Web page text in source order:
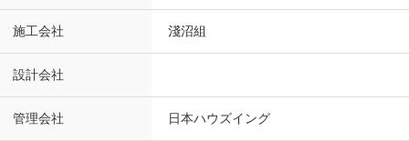
施工会社 淺沼組
設計会社
管理会社 日本ハウズイング